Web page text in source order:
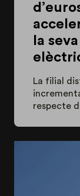
la
La filial
respecte